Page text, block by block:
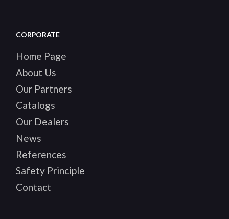
CORPORATE
Home Page
About Us
Our Partners
Catalogs
Our Dealers
News
References
Safety Principle
Contact